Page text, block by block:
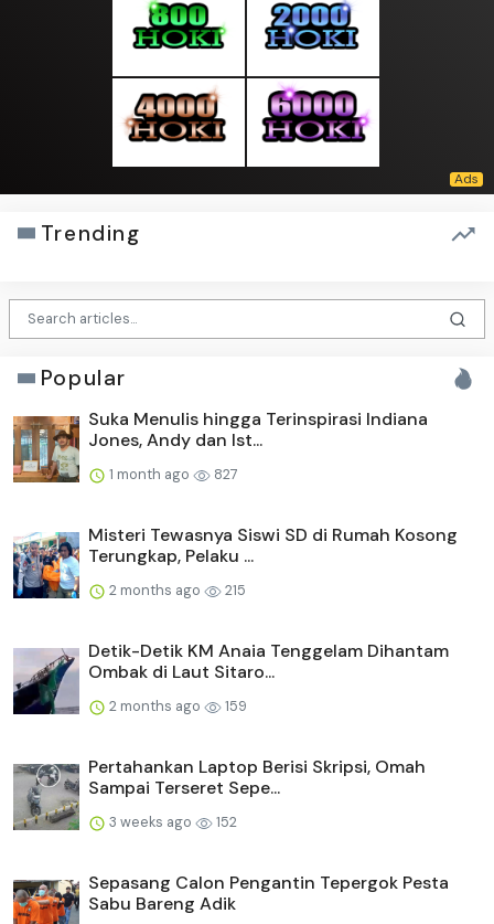
Trending
Popular
Suka Menulis hingga Terinspirasi Indiana
Jones, Andy dan Ist...
1 month ago 827
Misteri Tewasnya Siswi SD di Rumah Kosong
Terungkap, Pelaku ...
2 months ago 215
Detik-Detik KM Anaia Tenggelam Dihantam
Ombak di Laut Sitaro...
2 months ago 159
Pertahankan Laptop Berisi Skripsi, Omah
Sampai Terseret Sepe...
3 weeks ago 152
Sepasang Calon Pengantin Tepergok Pesta
Sabu Bareng Adik